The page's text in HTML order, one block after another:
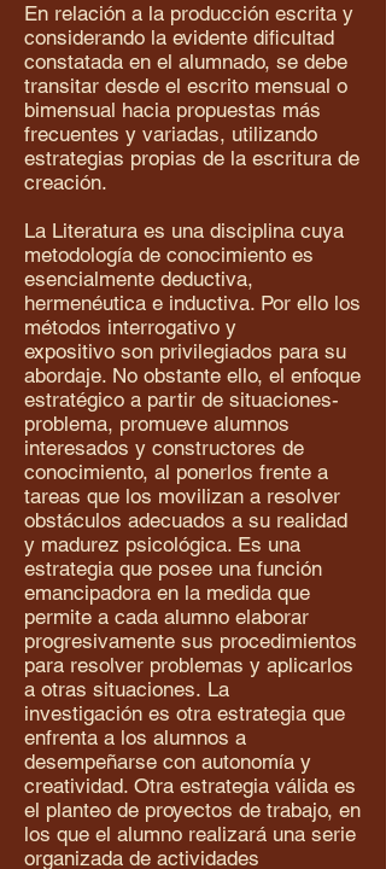
En relación a la producción escrita y
considerando la evidente dificultad
constatada en el alumnado, se debe
transitar desde el escrito mensual o
bimensual hacia propuestas más
frecuentes y variadas, utilizando
estrategias propias de la escritura de
creación.
La Literatura es una disciplina cuya
metodología de conocimiento es
esencialmente deductiva,
hermenéutica e inductiva. Por ello los
métodos interrogativo y
expositivo son privilegiados para su
abordaje. No obstante ello, el enfoque
estratégico a partir de situaciones-
problema, promueve alumnos
interesados y constructores de
conocimiento, al ponerlos frente a
tareas que los movilizan a resolver
obstáculos adecuados a su realidad
y madurez psicológica. Es una
estrategia que posee una función
emancipadora en la medida que
permite a cada alumno elaborar
progresivamente sus procedimientos
para resolver problemas y aplicarlos
a otras situaciones. La
investigación es otra estrategia que
enfrenta a los alumnos a
desempeñarse con autonomía y
creatividad. Otra estrategia válida es
el planteo de proyectos de trabajo, en
los que el alumno realizará una serie
organizada de actividades